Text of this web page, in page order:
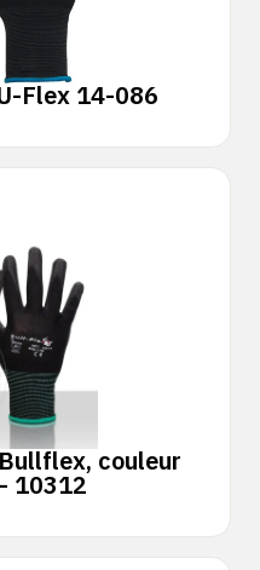
Flex 14-086
couleur
10312